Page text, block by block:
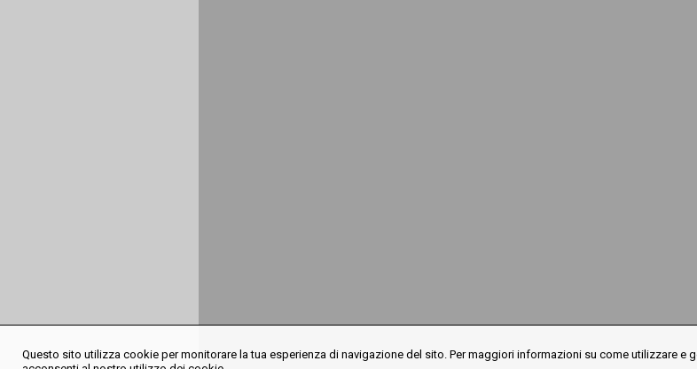
Questo sito utilizza cookie per monitorare la tua esperienza di navigazione del sito. Per maggiori informazioni su come utilizzare e